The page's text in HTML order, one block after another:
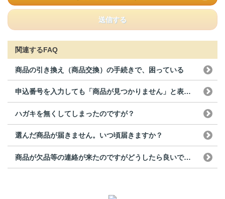
送信する
関連するFAQ
商品の引き換え（商品交換）の手続きで、困っている
申込番号を入力しても「商品が見つかりません」と表示され...
ハガキを無くしてしまったのですが？
選んだ商品が届きません。いつ頃届きますか？
商品が欠品等の連絡が来たのですがどうしたら良いでしょうか？